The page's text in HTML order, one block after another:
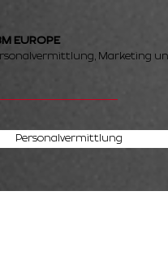
EUROPE
Marketing
Personalvermittlung